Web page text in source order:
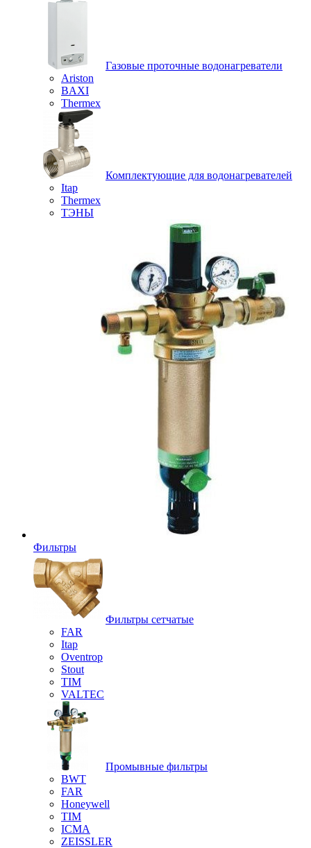
Газовые проточные водонагреватели
Ariston
BAXI
Thermex
Комплектующие для водонагревателей
Itap
Thermex
ТЭНЫ
Фильтры
Фильтры сетчатые
FAR
Itap
Oventrop
Stout
TIM
VALTEC
Промывные фильтры
BWT
FAR
Honeywell
TIM
ICMA
ZEISSLER